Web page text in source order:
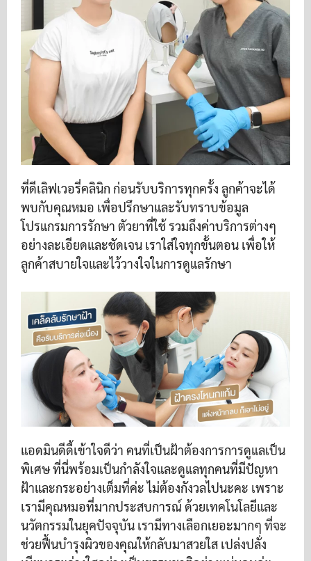
ที่ดีเลิฟเวอรี่คลินิก ก่อนรับบริการทุกครั้ง ลูกค้าจะได้
พบกับคุณหมอ เพื่อปรึกษาและรับทราบข้อมูล
โปรแกรมการรักษา ตัวยาที่ใช้ รวมถึงค่าบริการต่างๆ
อย่างละเอียดและชัดเจน เราใส่ใจทุกขั้นตอน เพื่อให้
ลูกค้าสบายใจและไว้วางใจในการดูแลรักษา
แอดมินดีดี้เข้าใจดีว่า คนที่เป็นฝ้าต้องการการดูแลเป็น
พิเศษ ที่นี่พร้อมเป็นกำลังใจและดูแลทุกคนที่มีปัญหา
ฝ้าและกระอย่างเต็มที่ค่ะ ไม่ต้องกังวลไปนะคะ เพราะ
เรามีคุณหมอที่มากประสบการณ์ ด้วยเทคโนโลยีและ
นวัตกรรมในยุคปัจจุบัน เรามีทางเลือกเยอะมากๆ ที่จะ
ช่วยฟื้นบำรุงผิวของคุณให้กลับมาสวยใส เปล่งปลั่ง